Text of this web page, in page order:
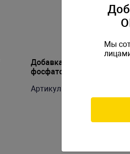
Добавка для удаления
фосфатов "NO3:PO4-X" 1 л
Артикул: RS-R22204
Мы